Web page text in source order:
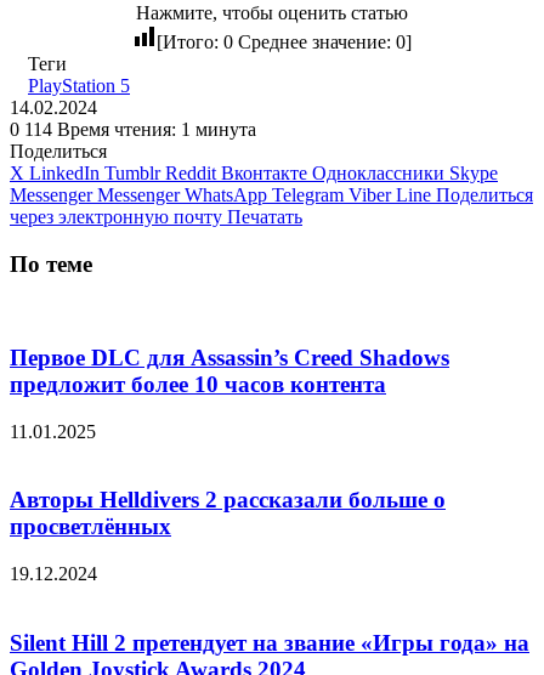
Нажмите, чтобы оценить статью
[Итого: 0 Среднее значение: 0]
Теги
PlayStation 5
14.02.2024
0 114 Время чтения: 1 минута
Поделиться
X LinkedIn Tumblr Reddit Вконтакте Одноклассники Skype
Messenger Messenger WhatsApp Telegram Viber Line Поделиться
через электронную почту Печатать
По теме
Первое DLC для Assassin’s Creed Shadows
предложит более 10 часов контента
11.01.2025
Авторы Helldivers 2 рассказали больше о
просветлённых
19.12.2024
Silent Hill 2 претендует на звание «Игры года» на
Golden Joystick Awards 2024